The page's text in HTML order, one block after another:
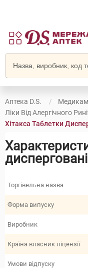
Аптека D.S.
Ліки Від Алергічного
Хітакса Таблетки
Торгівельна назва
Форма випуску
Виробник
Країна власник ліцензії
Умови відпуску